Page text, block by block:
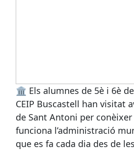
🏛️ Els alumnes de 5è i 6è
CEIP Buscastell han visitat
de Sant Antoni per
funciona l’administració
que es fa cada dia des de